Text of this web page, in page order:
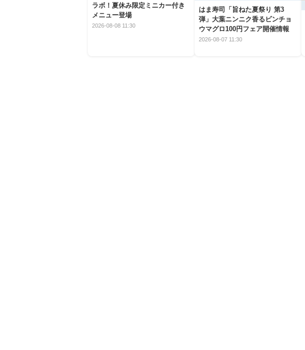
ラボ！夏休み限定ミニカー付き
メニュー登場
2026-08-08 11:30
はま寿司「旨ねた夏祭り 第3
弾」大葉ニンニク香るビンチョ
ウマグロ100円フェア開催情報
2026-08-07 11:30